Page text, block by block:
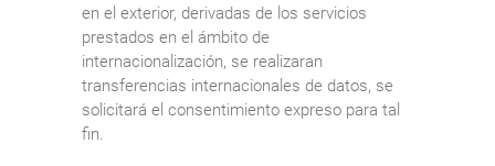
en el exterior, derivadas de los servicios
prestados en el ámbito de
internacionalización, se realizaran
transferencias internacionales de datos, se
solicitará el consentimiento expreso para tal
fin.